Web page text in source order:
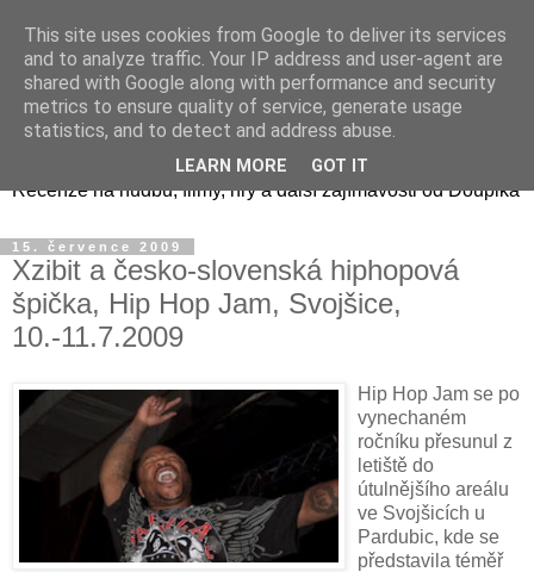
Doupikova mediální směs
Recenze na hudbu, filmy, hry a další zajímavosti od Doupika
15. července 2009
Xzibit a česko-slovenská hiphopová
špička, Hip Hop Jam, Svojšice,
10.-11.7.2009
Hip Hop Jam se po
vynechaném
ročníku přesunul z
letiště do
útulnějšího areálu
ve Svojšicích u
Pardubic, kde se
představila téměř
This site uses cookies from Google to deliver its services
and to analyze traffic. Your IP address and user-agent are
shared with Google along with performance and security
metrics to ensure quality of service, generate usage
statistics, and to detect and address abuse.
LEARN MORE GOT IT